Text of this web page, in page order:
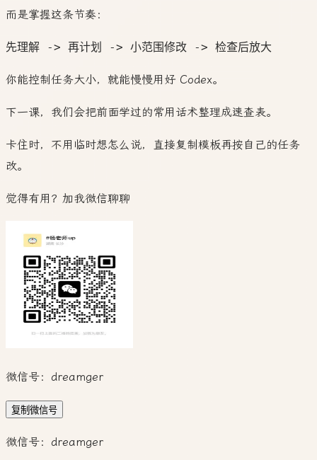
而是掌握这条节奏：
你能控制任务大小，就能慢慢用好 Codex。
下一课，我们会把前面学过的常用话术整理成速查表。
卡住时，不用临时想怎么说，直接复制模板再按自己的任务
改。
觉得有用？加我微信聊聊
微信号： dreamger
复制微信号
微信号： dreamger